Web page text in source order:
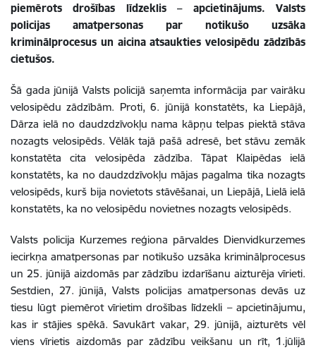
piemērots drošības līdzeklis – apcietinājums. Valsts
policijas amatpersonas par notikušo uzsāka
kriminālprocesus un aicina atsaukties velosipēdu zādzībās
cietušos.
Šā gada jūnijā Valsts policijā saņemta informācija par vairāku
velosipēdu zādzībām. Proti, 6. jūnijā konstatēts, ka Liepājā,
Dārza ielā no daudzdzīvokļu nama kāpņu telpas piektā stāva
nozagts velosipēds. Vēlāk tajā pašā adresē, bet stāvu zemāk
konstatēta cita velosipēda zādzība. Tāpat Klaipēdas ielā
konstatēts, ka no daudzdzīvokļu mājas pagalma tika nozagts
velosipēds, kurš bija novietots stāvēšanai, un Liepājā, Lielā ielā
konstatēts, ka no velosipēdu novietnes nozagts velosipēds.
Valsts policija Kurzemes reģiona pārvaldes Dienvidkurzemes
iecirkņa amatpersonas par notikušo uzsāka kriminālprocesus
un 25. jūnijā aizdomās par zādzību izdarīšanu aizturēja vīrieti.
Sestdien, 27. jūnijā, Valsts policijas amatpersonas devās uz
tiesu lūgt piemērot vīrietim drošības līdzekli – apcietinājumu,
kas ir stājies spēkā. Savukārt vakar, 29. jūnijā, aizturēts vēl
viens vīrietis aizdomās par zādzību veikšanu un rīt, 1.jūlijā